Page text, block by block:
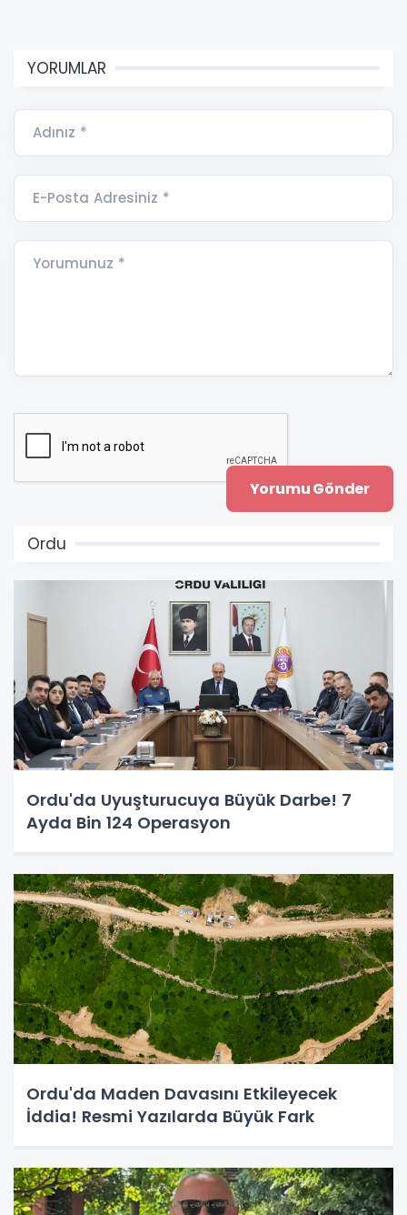
YORUMLAR
Adınız *
E-Posta Adresiniz *
Yorumunuz *
Ordu
Ordu'da Uyuşturucuya Büyük Darbe! 7
Ayda Bin 124 Operasyon
Ordu'da Maden Davasını Etkileyecek
İddia! Resmi Yazılarda Büyük Fark